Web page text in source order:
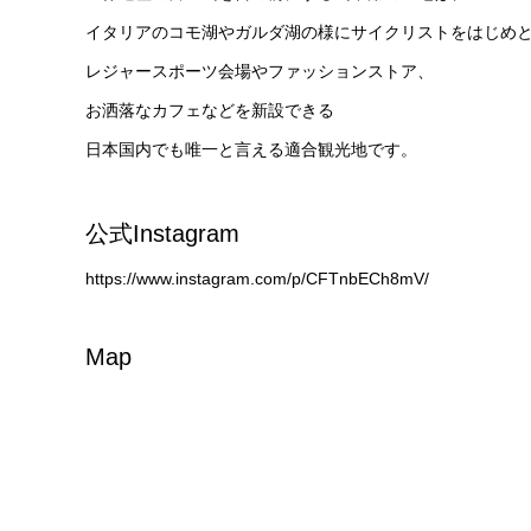
イタリアのコモ湖やガルダ湖の様にサイクリストをはじめ
レジャースポーツ会場やファッションストア、
お洒落なカフェなどを新設できる
日本国内でも唯一と言える適合観光地です。
公式Instagram
https://www.instagram.com/p/CFTnbECh8mV/
Map